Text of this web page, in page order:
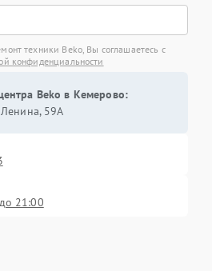
техники Beko, Вы соглашаетесь с
конфиденциальности
Beko в Кемерово:
Ленина, 59А
21:00